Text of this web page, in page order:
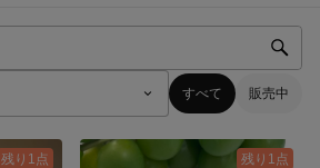
すべて 販売中
残り1点 残り1点